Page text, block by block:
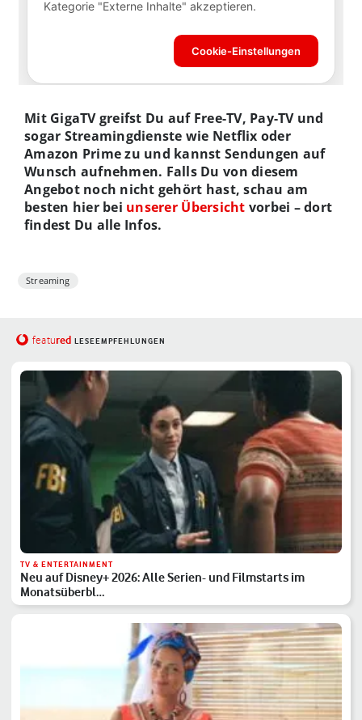
Mit GigaTV greifst Du auf Free-TV, Pay-TV und
sogar Streamingdienste wie Netflix oder
Amazon Prime zu und kannst Sendungen auf
Wunsch aufnehmen. Falls Du von diesem
Angebot noch nicht gehört hast, schau am
besten hier bei unserer Übersicht vorbei – dort
findest Du alle Infos.
Streaming
featured LESEEMPFEHLUNGEN
TV & ENTERTAINMENT
Neu auf Disney+ 2026: Alle Serien- und Filmstarts im
Monatsüberbl…